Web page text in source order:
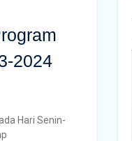
2024
Hari Senin-